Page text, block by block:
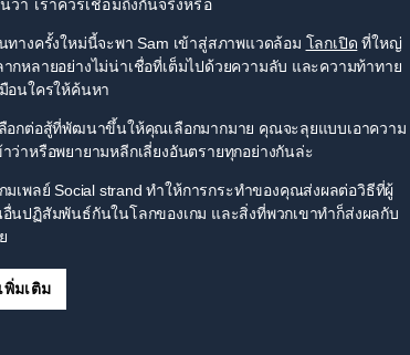
ว่า เราควรเชื่อมถึงกันจริงหรือ
ทางครั้งใหม่นี้จะพา Sam เข้าสู่สภาพแวดล้อม โลกเปิด ที่ใหญ่
กหลายอย่างไม่น่าเชื่อที่เต็มไปด้วยความลับ และความท้าทาย
อนใครให้ค้นหา
อกต่อสู้ที่พัฒนาขึ้นให้คุณเลือกมากมาย คุณจะลุยแบบเอาความ
ว่าหรือพยายามหลีกเลี่ยงอันตรายทุกอย่างกันล่ะ
มเพลย์ Social strand ทำให้การกระทำของคุณส่งผลต่อวิธีที่ผู้
นปฏิสัมพันธ์กันในโลกของเกม และสิ่งที่พวกเขาทำก็ส่งผลกับ
พิ่มเติม